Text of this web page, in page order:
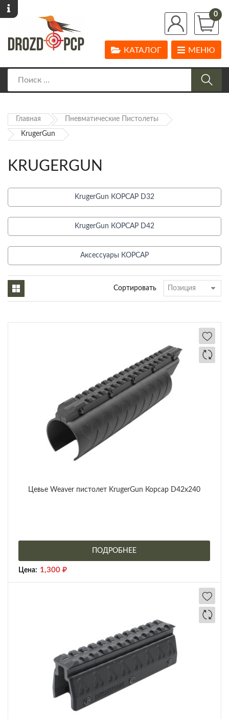
0
МЕНЮ
КАТАЛОГ
Главная Пневматические Пистолеты
KrugerGun
KRUGERGUN
KrugerGun КОРСАР D32
KrugerGun КОРСАР D42
Аксессуары КОРСАР
Сортировать
Цевье Weaver пистолет KrugerGun Корсар D42x240
ПОДРОБНЕЕ
Цена: 1,300 ₽